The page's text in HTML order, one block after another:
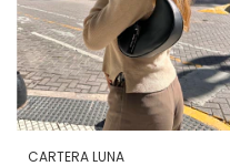
CARTERA LUNA